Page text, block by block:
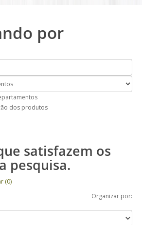
por
dos produtos
satisfazem os
pesquisa.
(0)
Organizar por: